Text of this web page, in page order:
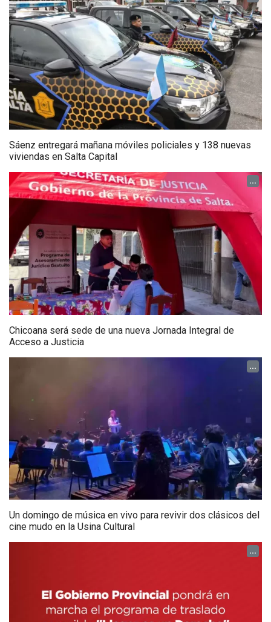
Sáenz entregará mañana móviles policiales y 138 nuevas
viviendas en Salta Capital
...
Chicoana será sede de una nueva Jornada Integral de
Acceso a Justicia
...
Un domingo de música en vivo para revivir dos clásicos del
cine mudo en la Usina Cultural
...